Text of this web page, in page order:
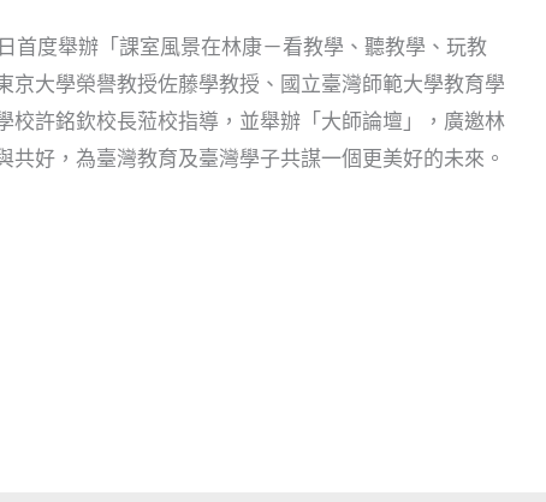
首度舉辦「課室風景在林康－看教學、聽教學、玩教
京大學榮譽教授佐藤學教授、國立臺灣師範大學教育學
校許銘欽校長蒞校指導，並舉辦「大師論壇」，廣邀林
共好，為臺灣教育及臺灣學子共謀一個更美好的未來。